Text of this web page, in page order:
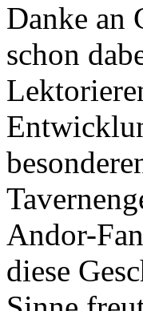
Danke an
schon
Andor-
diese